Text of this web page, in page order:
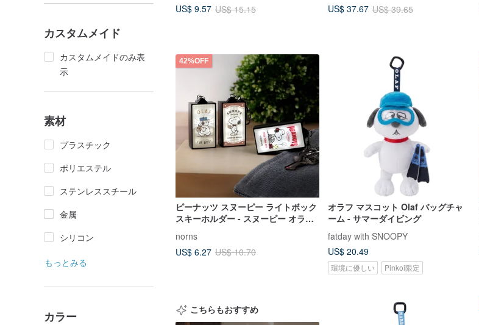
カスタムメイド
カスタムメイドのみ表
示
素材
プラスチック
ポリエステル
ステンレススチール
金属
シリコン
もっとみる
カラー
US$ 9.57 US$ 15.15
US$ 37.67 US$ 39.65
42%OFF
ピーナッツ スヌーピー ライトボック
スキーホルダー - スヌーピー オラフ
norns
US$ 6.27 US$ 10.70
オラフ マスコット Olaf バッグチャ
ーム - サマーダイビング
fatday with SNOOPY
US$ 20.49
環境に優しい Pinkoi限定
こちらもおすすめ